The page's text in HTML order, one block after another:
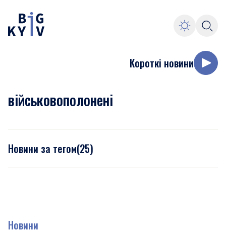
Короткі новини
військовополонені
Новини за тегом(25)
Новини